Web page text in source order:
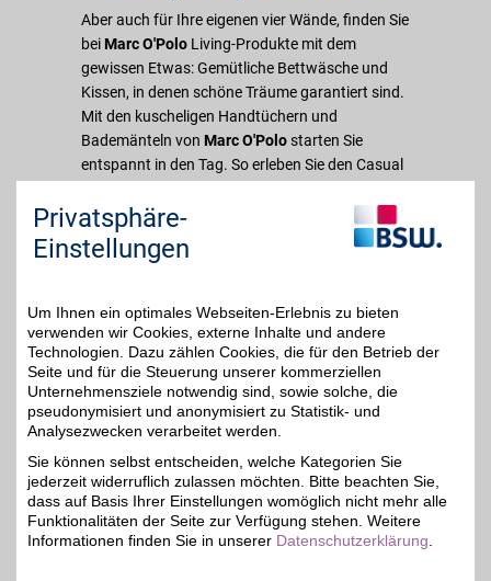
Aber auch für Ihre eigenen vier Wände, finden Sie
bei Marc O'Polo Living-Produkte mit dem
gewissen Etwas: Gemütliche Bettwäsche und
Kissen, in denen schöne Träume garantiert sind.
Mit den kuscheligen Handtüchern und
Bademänteln von Marc O'Polostarten Sie
entspannt in den Tag. So erleben Sie den Casual
besondere Gefühl weitergeben? Dann
verschenken Sie doch einfach
Geschenkgutscheine von
sparen Sie als BSW-Mitglied dabei noch
zusätzlich!
Unterstreichen Sie Ihren Look mit den
Kollektionen vonMarc O'Polo !
Merkmale
Privatsphäre-
Einstellungen
Um Ihnen ein optimales Webseiten-Erlebnis zu bieten
verwenden wir Cookies, externe Inhalte und andere
Technologien. Dazu zählen Cookies, die für den Betrieb der
Seite und für die Steuerung unserer kommerziellen
Unternehmensziele notwendig sind, sowie solche, die
pseudonymisiert und anonymisiert zu Statistik- und
Analysezwecken verarbeitet werden.
Sie können selbst entscheiden, welche Kategorien Sie
jederzeit widerruflich zulassen möchten. Bitte beachten Sie,
dass auf Basis Ihrer Einstellungen womöglich nicht mehr alle
Funktionalitäten der Seite zur Verfügung stehen. Weitere
Informationen finden Sie in unserer Datenschutzerklärung